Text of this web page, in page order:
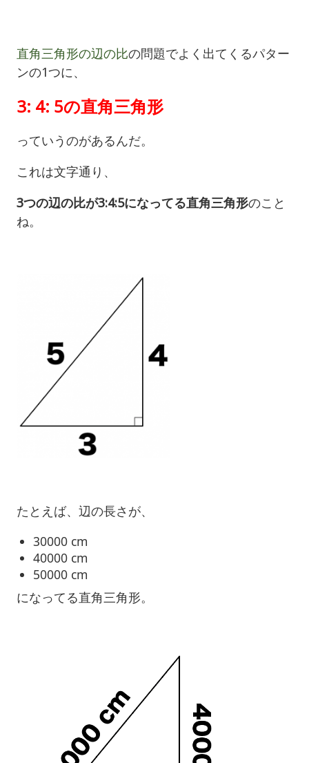
直角三角形の辺の比の問題でよく出てくるパター
ンの1つに、
3: 4: 5の直角三角形
っていうのがあるんだ。
これは文字通り、
3つの辺の比が3:4:5になってる直角三角形のこと
ね。
たとえば、辺の長さが、
30000 cm
40000 cm
50000 cm
になってる直角三角形。